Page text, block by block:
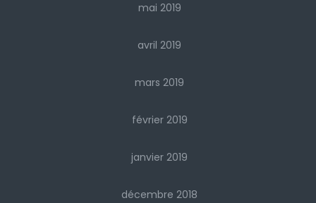
mai 2019
avril 2019
mars 2019
février 2019
janvier 2019
décembre 2018